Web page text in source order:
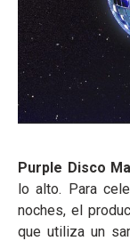
Purple Disco
lo alto. Para
noches, el
que utiliza un